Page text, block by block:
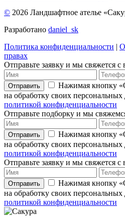
© 2026 Ландшафтное ателье
Разработано daniel_sk
Политика конфиденциальности |
правах
Отправьте заявку и мы свяжется с
Отправить
Нажимая кнопку
на обработку своих
политикой конфиденциальности
Отправьте подборку и мы
Отправить
Нажимая кнопку
на обработку своих
политикой конфиденциальности
Отправьте заявку и мы свяжется с
Отправить
Нажимая кнопку
на обработку своих
политикой конфиденциальности